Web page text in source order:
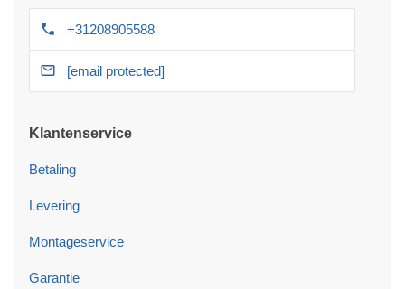
+31208905588
[email protected]
Klantenservice
Betaling
Levering
Montageservice
Garantie